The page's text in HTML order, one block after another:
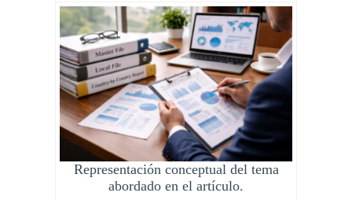
Representación conceptual del tema
abordado en el artículo.